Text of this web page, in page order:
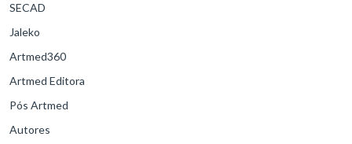
SECAD
Jaleko
Artmed360
Artmed Editora
Pós Artmed
Autores